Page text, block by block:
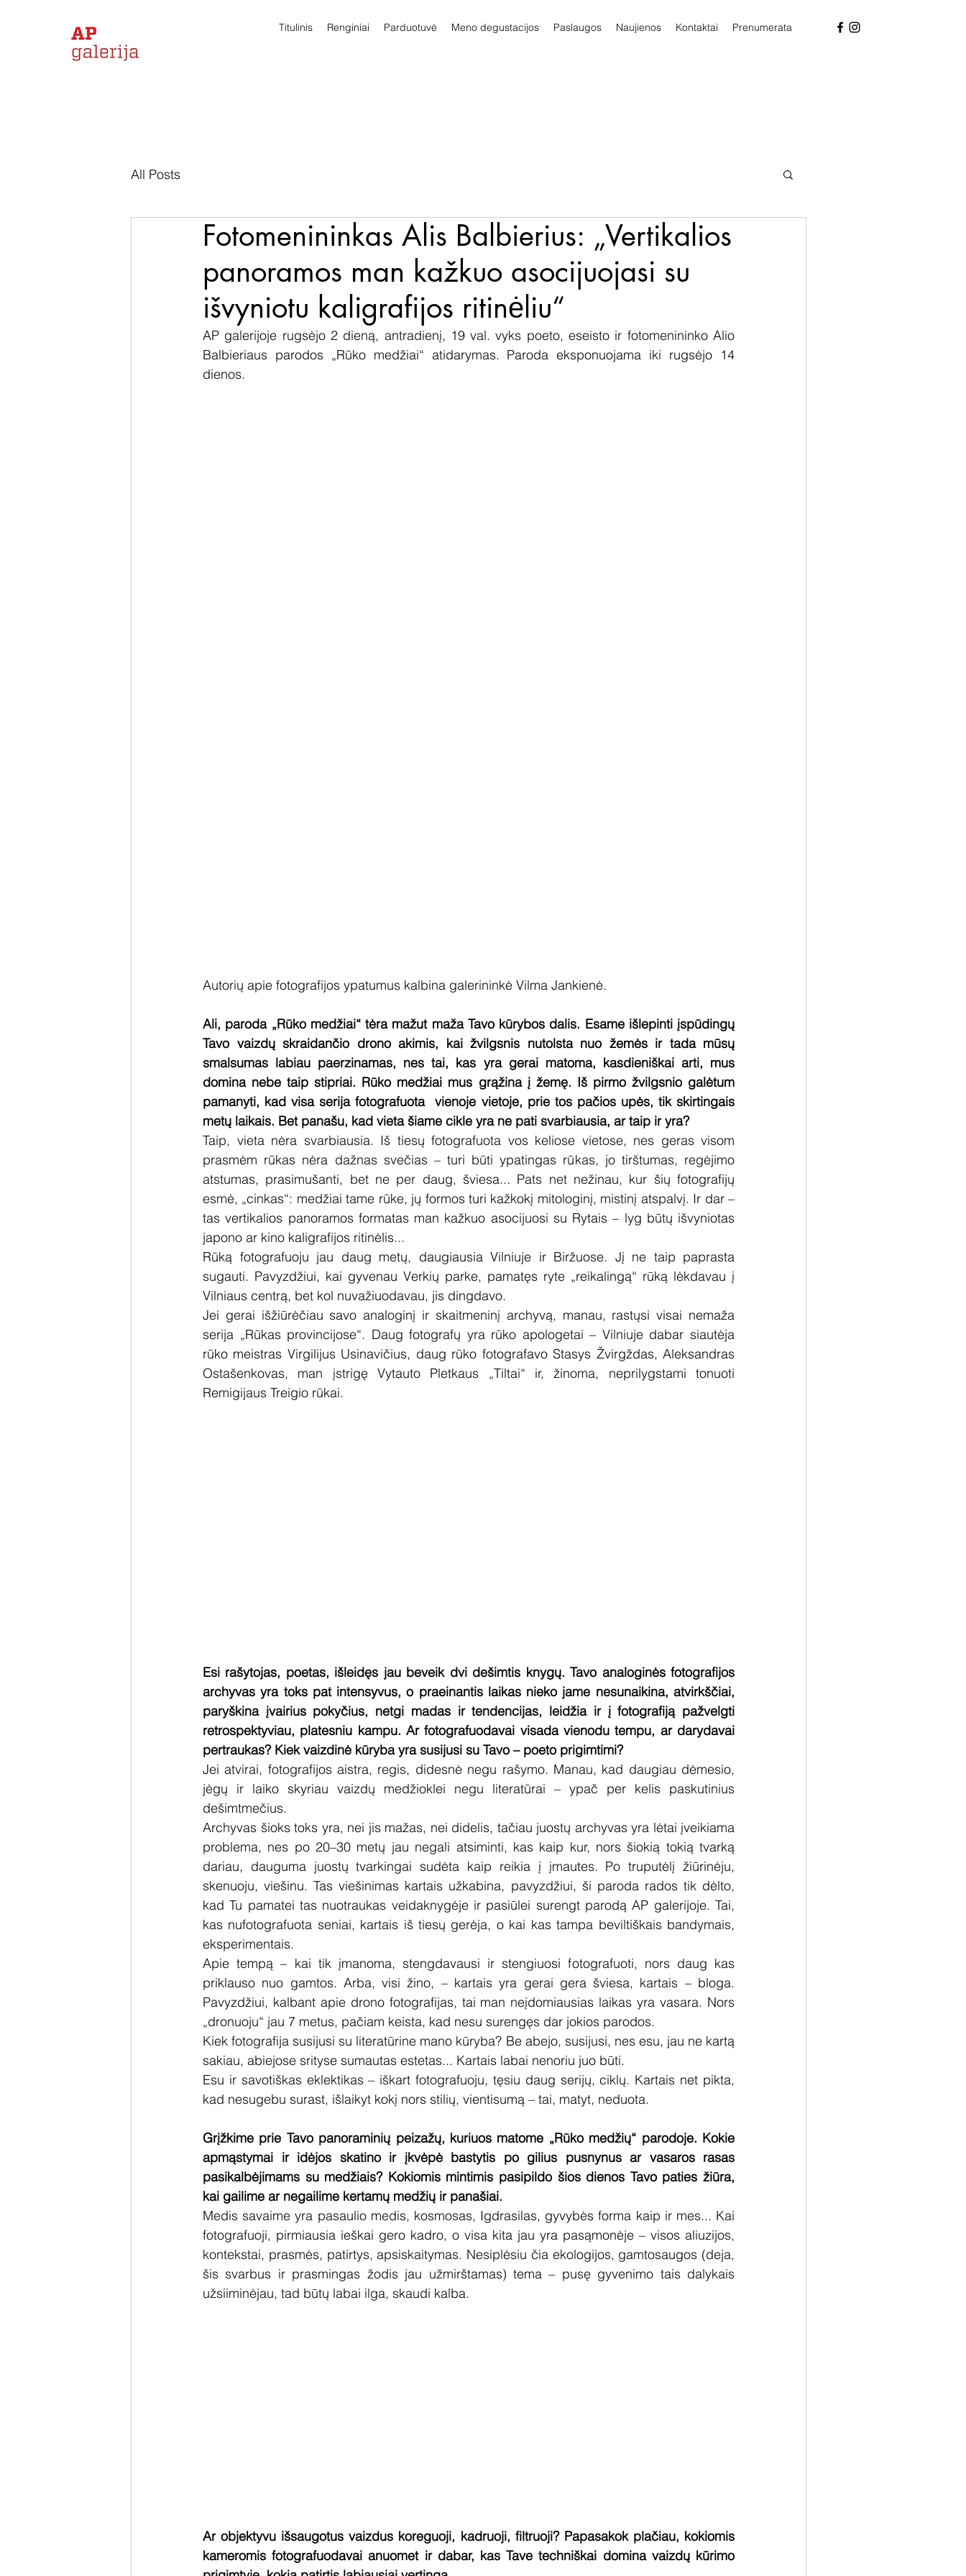
Titulinis Renginiai Parduotuvė Meno degustacijos Paslaugos Naujienos Kontaktai Prenumerata
All Posts
Fotomenininkas Alis Balbierius: „Vertikalios
panoramos man kažkuo asocijuojasi su
išvyniotu kaligrafijos ritinėliu“
AP galerijoje rugsėjo 2 dieną, antradienį, 19 val. vyks poeto, eseisto ir fotomenininko Alio
Balbieriaus parodos „Rūko medžiai“ atidarymas. Paroda eksponuojama iki rugsėjo 14
dienos.
Autorių apie fotografijos ypatumus kalbina galerininkė Vilma Jankienė.
Ali, paroda „Rūko medžiai“ tėra mažut maža Tavo kūrybos dalis. Esame išlepinti įspūdingų
Tavo vaizdų skraidančio drono akimis, kai žvilgsnis nutolsta nuo žemės ir tada mūsų
smalsumas labiau paerzinamas, nes tai, kas yra gerai matoma, kasdieniškai arti, mus
domina nebe taip stipriai. Rūko medžiai mus grąžina į žemę. Iš pirmo žvilgsnio galėtum
pamanyti, kad visa serija fotografuota  vienoje vietoje, prie tos pačios upės, tik skirtingais
metų laikais. Bet panašu, kad vieta šiame cikle yra ne pati svarbiausia, ar taip ir yra?
Taip, vieta nėra svarbiausia. Iš tiesų fotografuota vos keliose vietose, nes geras visom
prasmėm rūkas nėra dažnas svečias – turi būti ypatingas rūkas, jo tirštumas, regėjimo
atstumas, prasimušanti, bet ne per daug, šviesa... Pats net nežinau, kur šių fotografijų
esmė, „cinkas“: medžiai tame rūke, jų formos turi kažkokį mitologinį, mistinį atspalvį. Ir dar –
tas vertikalios panoramos formatas man kažkuo asocijuosi su Rytais – lyg būtų išvyniotas
japono ar kino kaligrafijos ritinėlis...
Rūką fotografuoju jau daug metų, daugiausia Vilniuje ir Biržuose. Jį ne taip paprasta
sugauti. Pavyzdžiui, kai gyvenau Verkių parke, pamatęs ryte „reikalingą“ rūką lėkdavau į
Vilniaus centrą, bet kol nuvažiuodavau, jis dingdavo.
Jei gerai išžiūrėčiau savo analoginį ir skaitmeninį archyvą, manau, rastųsi visai nemaža
serija „Rūkas provincijose“. Daug fotografų yra rūko apologetai – Vilniuje dabar siautėja
rūko meistras Virgilijus Usinavičius, daug rūko fotografavo Stasys Žvirgždas, Aleksandras
Ostašenkovas, man įstrigę Vytauto Pletkaus „Tiltai“ ir, žinoma, neprilygstami tonuoti
Remigijaus Treigio rūkai.
Esi rašytojas, poetas, išleidęs jau beveik dvi dešimtis knygų. Tavo analoginės fotografijos
archyvas yra toks pat intensyvus, o praeinantis laikas nieko jame nesunaikina, atvirkščiai,
paryškina įvairius pokyčius, netgi madas ir tendencijas, leidžia ir į fotografiją pažvelgti
retrospektyviau, platesniu kampu. Ar fotografuodavai visada vienodu tempu, ar darydavai
pertraukas? Kiek vaizdinė kūryba yra susijusi su Tavo – poeto prigimtimi?
Jei atvirai, fotografijos aistra, regis, didesnė negu rašymo. Manau, kad daugiau dėmesio,
jėgų ir laiko skyriau vaizdų medžioklei negu literatūrai – ypač per kelis paskutinius
dešimtmečius.
Archyvas šioks toks yra, nei jis mažas, nei didelis, tačiau juostų archyvas yra lėtai įveikiama
problema, nes po 20–30 metų jau negali atsiminti, kas kaip kur, nors šiokią tokią tvarką
dariau, dauguma juostų tvarkingai sudėta kaip reikia į įmautes. Po truputėlį žiūrinėju,
skenuoju, viešinu. Tas viešinimas kartais užkabina, pavyzdžiui, ši paroda rados tik dėlto,
kad Tu pamatei tas nuotraukas veidaknygėje ir pasiūlei surengt parodą AP galerijoje. Tai,
kas nufotografuota seniai, kartais iš tiesų gerėja, o kai kas tampa beviltiškais bandymais,
eksperimentais.
Apie tempą – kai tik įmanoma, stengdavausi ir stengiuosi fotografuoti, nors daug kas
priklauso nuo gamtos. Arba, visi žino, – kartais yra gerai gera šviesa, kartais – bloga.
Pavyzdžiui, kalbant apie drono fotografijas, tai man neįdomiausias laikas yra vasara. Nors
„dronuoju“ jau 7 metus, pačiam keista, kad nesu surengęs dar jokios parodos.
Kiek fotografija susijusi su literatūrine mano kūryba? Be abejo, susijusi, nes esu, jau ne kartą
sakiau, abiejose srityse sumautas estetas... Kartais labai nenoriu juo būti.
Esu ir savotiškas eklektikas – iškart fotografuoju, tęsiu daug serijų, ciklų. Kartais net pikta,
kad nesugebu surast, išlaikyt kokį nors stilių, vientisumą – tai, matyt, neduota.
Grįžkime prie Tavo panoraminių peizažų, kuriuos matome „Rūko medžių“ parodoje. Kokie
apmąstymai ir idėjos skatino ir įkvėpė bastytis po gilius pusnynus ar vasaros rasas
pasikalbėjimams su medžiais? Kokiomis mintimis pasipildo šios dienos Tavo paties žiūra,
kai gailime ar negailime kertamų medžių ir panašiai.
Medis savaime yra pasaulio medis, kosmosas, Igdrasilas, gyvybės forma kaip ir mes... Kai
fotografuoji, pirmiausia ieškai gero kadro, o visa kita jau yra pasąmonėje – visos aliuzijos,
kontekstai, prasmės, patirtys, apsiskaitymas. Nesiplėsiu čia ekologijos, gamtosaugos (deja,
šis svarbus ir prasmingas žodis jau užmirštamas) tema – pusę gyvenimo tais dalykais
užsiiminėjau, tad būtų labai ilga, skaudi kalba.
Ar objektyvu išsaugotus vaizdus koreguoji, kadruoji, filtruoji? Papasakok plačiau, kokiomis
kameromis fotografuodavai anuomet ir dabar, kas Tave techniškai domina vaizdų kūrimo